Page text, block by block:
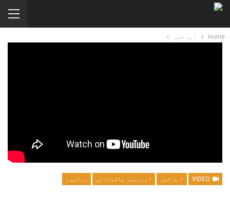
Home اہم خبر
اہم خبر اوورسیز پاکستانی ویڈیوز